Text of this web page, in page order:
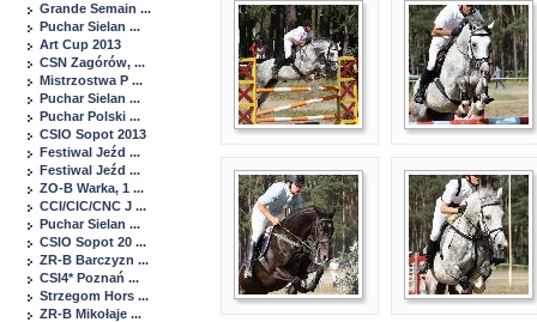
Grande Semain ...
Puchar Sielan ...
Art Cup 2013
CSN Zagórów, ...
Mistrzostwa P ...
Puchar Sielan ...
Puchar Polski ...
CSIO Sopot 2013
Festiwal Jeźd ...
Festiwal Jeźd ...
ZO-B Warka, 1 ...
CCI/CIC/CNC J ...
Puchar Sielan ...
CSIO Sopot 20 ...
ZR-B Barczyzn ...
CSI4* Poznań ...
Strzegom Hors ...
ZR-B Mikołaje ...